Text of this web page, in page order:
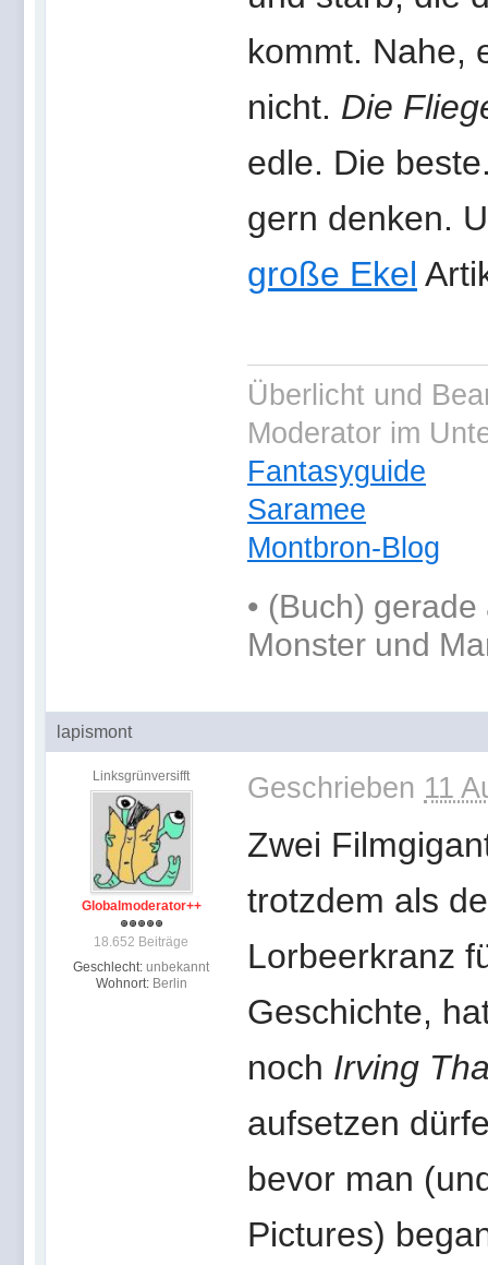
kommt. Nahe,
nicht. Die
edle. Die
gern denken.
große Ekel
Überlicht und
Moderator im
Fantasyguide
Saramee
Montbron-Blog
• (Buch) gerade
Monster und
lapismont
Linksgrünversifft
Globalmoderator++
18.652 Beiträge
Geschlecht: unbekannt
Wohnort: Berlin
Geschrieben 11
Zwei
trotzdem als
Lorbeerkranz
Geschichte,
noch Irving
aufsetzen
bevor man
Pictures)